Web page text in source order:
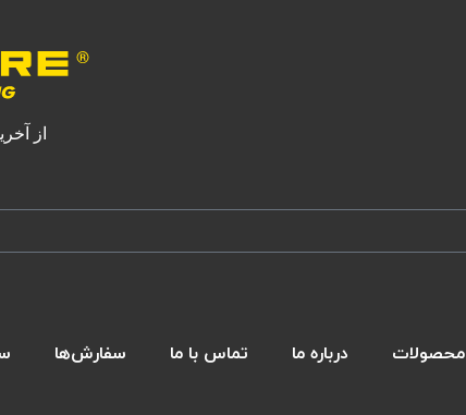
از
محصولات درباره ما تماس با ما سفارش‌ها